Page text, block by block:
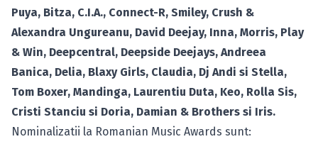
Puya, Bitza, C.I.A., Connect-R, Smiley, Crush &
Alexandra Ungureanu, David Deejay, Inna, Morris, Play
& Win, Deepcentral, Deepside Deejays, Andreea
Banica, Delia, Blaxy Girls, Claudia, Dj Andi si Stella,
Tom Boxer, Mandinga, Laurentiu Duta, Keo, Rolla Sis,
Cristi Stanciu si Doria, Damian & Brothers si Iris.
Nominalizatii la Romanian Music Awards sunt: